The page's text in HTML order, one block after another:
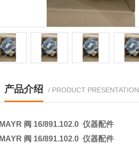
产品介绍 / PRODUCT PRESENTATION
MAYR 阀 16/891.102.0 仪器配件
MAYR 阀 16/891.102.0 仪器配件